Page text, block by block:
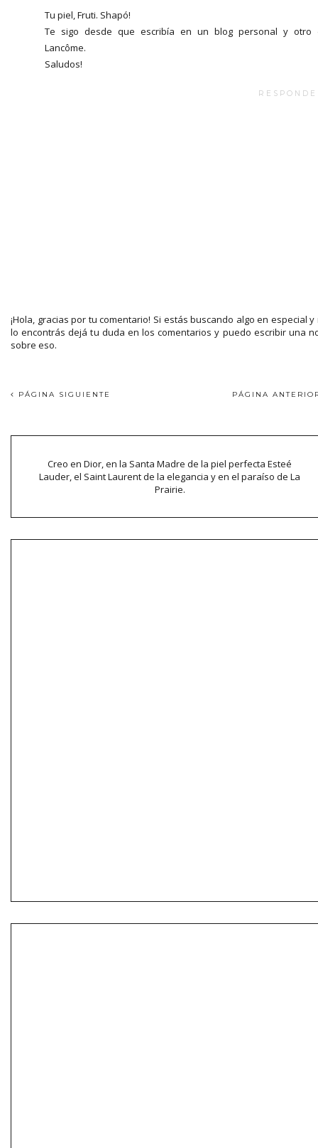
Tu piel, Fruti. Shapó!
Te sigo desde que escribía en un blog personal y otro
Lancôme.
Saludos!
¡Hola, gracias por tu comentario! Si estás buscando algo en especial y
lo encontrás dejá tu duda en los comentarios y puedo escribir una
sobre eso.
PÁGINA SIGUIENTE PÁGINA
Creo en Dior, en la Santa Madre de la piel perfecta Esteé
Lauder, el Saint Laurent de la elegancia y en el paraíso de La
Prairie.